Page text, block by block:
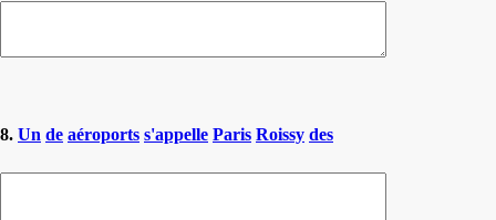
8. Un de aéroports s'appelle Paris Roissy des